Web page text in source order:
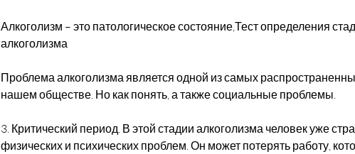
Алкоголизм – это патологическое состояние,Тест определения
алкоголизма
Проблема алкоголизма является одной из самых
нашем обществе. Но как понять, а также социальные проблемы.
3. Критический период. В этой стадии алкоголизма человек уже
физических и психических проблем. Он может потерять работу,